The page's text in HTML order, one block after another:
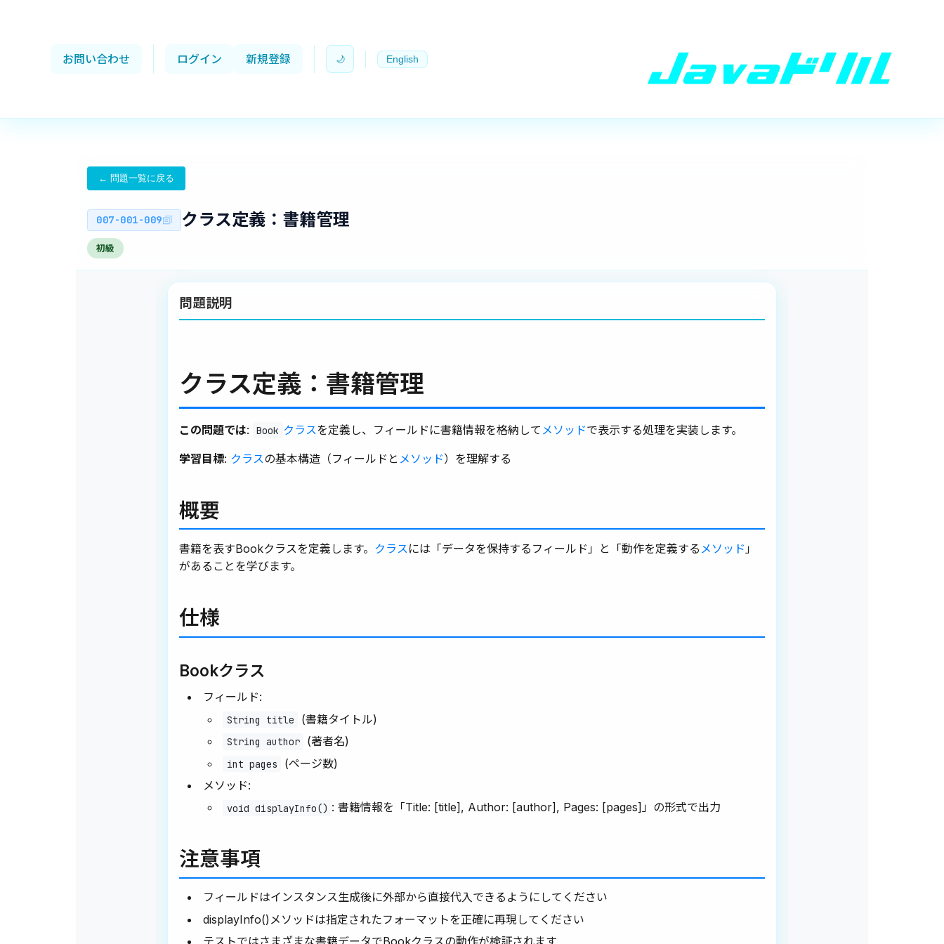
お問い合わせ ログイン 新規登録 🌙 English
← 問題一覧に戻る
007-001-009 クラス定義：書籍管理
初級
問題説明
クラス定義：書籍管理
この問題では: Book クラスを定義し、フィールドに書籍情報を格納して メソッドで表示する処理を実装します。
学習目標: クラスの基本構造（フィールドと メソッド）を理解する
概要
書籍を表すBookクラスを定義します。 クラス には「データを保持するフィールド」と「動作を定義する メソッド 」
があることを学びます。
仕様
Bookクラス
フィールド:
String title (書籍タイトル)
String author (著者名)
int pages
(ページ数)
メソッド:
void displayInfo() : 書籍情報を「Title: [title], Author: [author], Pages: [pages]」の形式で出力
注意事項
フィールドはインスタンス生成後に外部から直接代入できるようにしてください
displayInfo()メソッドは指定されたフォーマットを正確に再現してください